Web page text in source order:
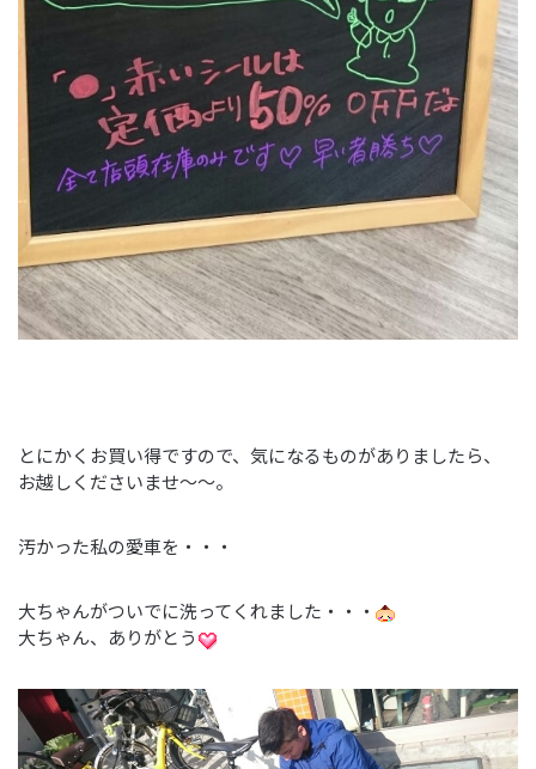
とにかくお買い得ですので、気になるものがありましたら、
お越しくださいませ～～。
汚かった私の愛車を・・・
大ちゃんがついでに洗ってくれました・・・
大ちゃん、ありがとう